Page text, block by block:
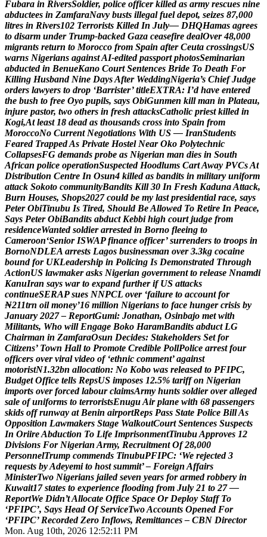
Fubara in RiversSoldier, police officer killed as army rescues nine
abductees in ZamfaraNavy busts illegal fuel depot, seizes 87,000
litres in Rivers102 Terrorists Killed In July— DHQHamas agrees
to disarm under Trump-backed Gaza ceasefire dealOver 48,000
migrants return to Morocco from Spain after Ceuta crossingsUS
warns Nigerians againstAI-edited passport photosSeminarian
abducted in BenueKano Court Sentences Bride To Death For
Killing Husband Nine DaysAfter WeddingNigeria’s Chief Judge
orders lawyers to drop ‘Barrister’ titleEXTRA: I’d have entered
the bush to free Oyo pupils, says ObiGunmen kill man in Plateau,
injure pastor, two others in fresh attacksCatholic priest killed in
Kogi,At least 18 dead as thousands cross into Spain from
MoroccoNo Current Negotiations With US — IranStudents
Feared TrappedAs Private Hostel Near Oko Polytechnic
CollapsesFG demands probe as Nigerian man dies in South
African police operationSuspected Hoodlums CartAway PVCsAt
Distribution Centre In Osun4 killed as bandits in military uniform
attack Sokoto communityBandits Kill 30 In Fresh KadunaAttack,
Burn Houses, Shops2027 could be my last presidential race, says
Peter ObiTinubu Is Tired, Should BeAllowed To Retire In Peace,
Says Peter ObiBandits abduct Kebbi high court judge from
residenceWanted soldier arrested in Borno fleeing to
Cameroon‘Senior ISWAP finance officer’ surrenders to troops in
BornoNDLEA arrests Lagos businessman over 3.3kg cocaine
bound for UKLeadership in Policing Is Demonstrated Through
ActionUS lawmaker asks Nigerian government to release Nnamdi
KanuIran says war to expand further if US attacks
continueSERAP sues NNPCL over ‘failure to account for
₦211trn oil money’16 million Nigerians to face hunger crisis by
January 2027 – ReportGumi: Jonathan, Osinbajo met with
Militants, Who will Engage Boko HaramBandits abduct LG
Chairman in ZamfaraOsun Decides: Stakeholders Set for
Citizens’ Town Hall to Promote Credible PollPolice arrest four
officers over viral video of ‘ethnic comment’ against
motoristN1.32bn allocation: No Kobo was released to PFIPC,
Budget Office tells RepsUS imposes 12.5% tariff on Nigerian
imports over forced labour claimsArmy hunts soldier over alleged
sale of uniforms to terroristsEnuguAir plane with 68 passengers
skids off runway at Benin airportReps Pass State Police BillAs
Opposition Lawmakers Stage WalkoutCourt Sentences Suspects
In OriireAbduction To Life ImprisonmentTinubuApproves 12
Divisions For Nigerian Army, Recruitment Of 28,000
PersonnelTrump commends TinubuPFIPC: ‘We rejected 3
requests byAdeyemi to host summit’ – Foreign Affairs
MinisterTwo Nigerians jailed seven years for armed robbery in
Kuwait17 states to experience flooding from July 21 to 27 —
ReportWe Didn’tAllocate Office Space Or Deploy Staff To
‘PFIPC’, Says Head Of ServiceTwoAccounts Opened For
‘PFIPC’ Recorded Zero Inflows, Remittances – CBN Director
Mon. Aug 10th, 2026 12:52:12 PM